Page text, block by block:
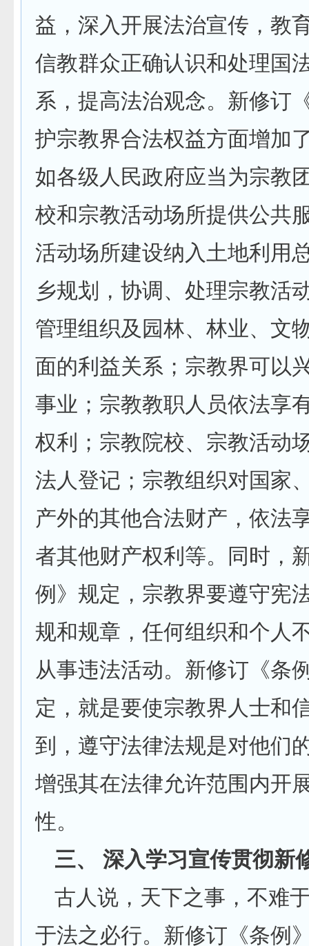
益，深入开展法治宣传，教
信教群众正确认识和处理国
系，提高法治观念。新修订
护宗教界合法权益方面增加
如各级人民政府应当为宗教
校和宗教活动场所提供公共
活动场所建设纳入土地利用
乡规划，协调、处理宗教活
管理组织及园林、林业、文
面的利益关系；宗教界可以
事业；宗教教职人员依法享
权利；宗教院校、宗教活动
法人登记；宗教组织对国家
产外的其他合法财产，依法
者其他财产权利等。同时，
例》规定，宗教界要遵守宪
规和规章，任何组织和个人
从事违法活动。新修订《条
定，就是要使宗教界人士和
到，遵守法律法规是对他们
增强其在法律允许范围内开
性。
三、 深入学习宣传贯彻新
古人说，天下之事，不难
于法之必行。新修订《条例